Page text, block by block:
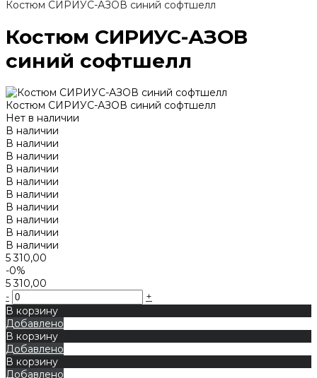
Костюм СИРИУС-АЗОВ синий софтшелл
Костюм СИРИУС-АЗОВ
синий софтшелл
Костюм СИРИУС-АЗОВ синий софтшелл
Нет в наличии
В наличии
В наличии
В наличии
В наличии
В наличии
В наличии
В наличии
В наличии
В наличии
В наличии
5 310,00
-0%
5 310,00
-
+
В корзину
Добавлено
В корзину
Добавлено
В корзину
Добавлено